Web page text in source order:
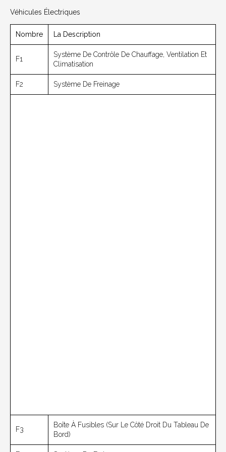
Véhicules Électriques
Nombre La Description
F1
Système De Contrôle De Chauffage, Ventilation Et
Climatisation
F2 Système De Freinage
F3
Boîte À Fusibles (sur Le Côté Droit Du Tableau De
Bord)